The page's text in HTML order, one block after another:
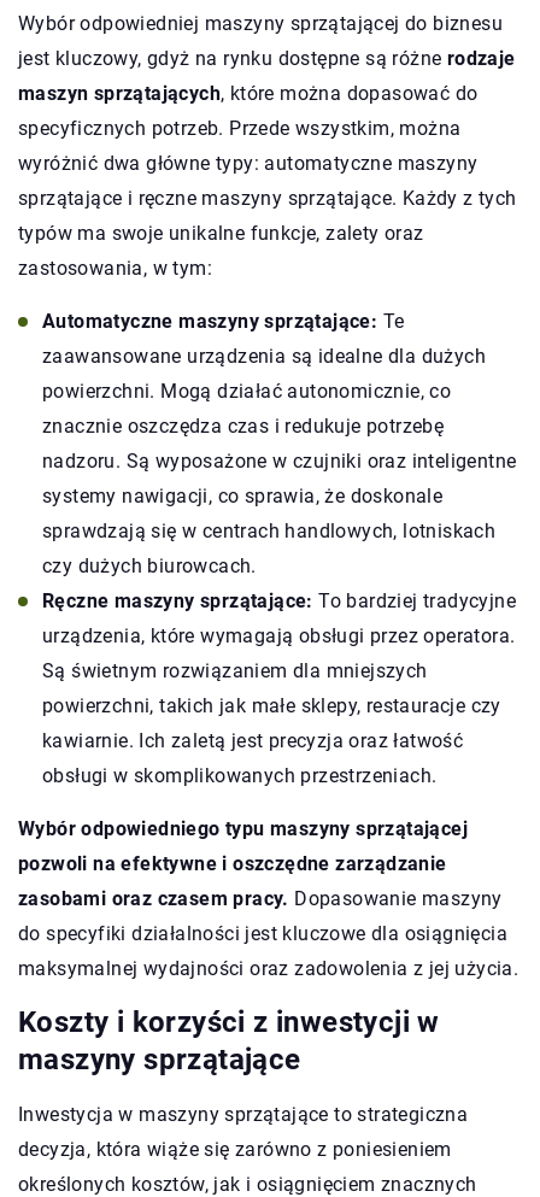
Wybór odpowiedniej maszyny sprzątającej do biznesu
jest kluczowy, gdyż na rynku dostępne są różne rodzaje
maszyn sprzątających, które można dopasować do
specyficznych potrzeb. Przede wszystkim, można
wyróżnić dwa główne typy: automatyczne maszyny
sprzątające i ręczne maszyny sprzątające. Każdy z tych
typów ma swoje unikalne funkcje, zalety oraz
zastosowania, w tym:
Automatyczne maszyny sprzątające: Te
zaawansowane urządzenia są idealne dla dużych
powierzchni. Mogą działać autonomicznie, co
znacznie oszczędza czas i redukuje potrzebę
nadzoru. Są wyposażone w czujniki oraz inteligentne
systemy nawigacji, co sprawia, że doskonale
sprawdzają się w centrach handlowych, lotniskach
czy dużych biurowcach.
Ręczne maszyny sprzątające: To bardziej tradycyjne
urządzenia, które wymagają obsługi przez operatora.
Są świetnym rozwiązaniem dla mniejszych
powierzchni, takich jak małe sklepy, restauracje czy
kawiarnie. Ich zaletą jest precyzja oraz łatwość
obsługi w skomplikowanych przestrzeniach.
Wybór odpowiedniego typu maszyny sprzątającej
pozwoli na efektywne i oszczędne zarządzanie
zasobami oraz czasem pracy. Dopasowanie maszyny
do specyfiki działalności jest kluczowe dla osiągnięcia
maksymalnej wydajności oraz zadowolenia z jej użycia.
Koszty i korzyści z inwestycji w
maszyny sprzątające
Inwestycja w maszyny sprzątające to strategiczna
decyzja, która wiąże się zarówno z poniesieniem
określonych kosztów, jak i osiągnięciem znacznych